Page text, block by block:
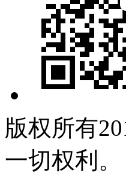
版权所有
一切权利。